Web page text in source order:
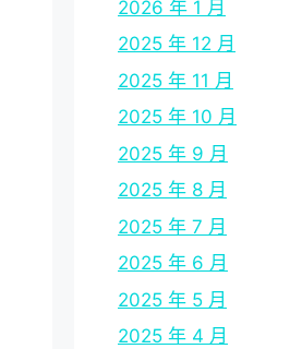
2026 年 1 月
2025 年 12 月
2025 年 11 月
2025 年 10 月
2025 年 9 月
2025 年 8 月
2025 年 7 月
2025 年 6 月
2025 年 5 月
2025 年 4 月